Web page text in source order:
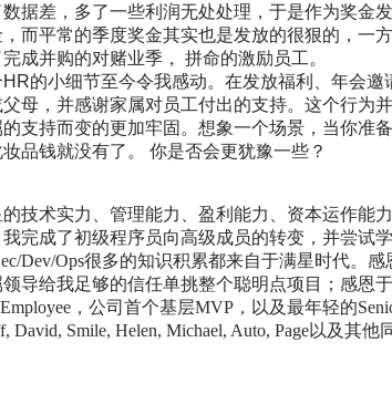
据差，多了一些利润无处处理，于是作为奖金
而平常的季度奖金其实也是发放的很狠的，一
成并购的对赌业季， 拼命的激励员工。
HR的小细节至今令我感动。在发放福利、年会
母，并感谢家属对员工付出的支持。这个行为
支持而变的更加牢固。想象一个场景，当你准
妆品钱就没有了。 你是否会更犹豫一些？
技术实力、管理能力、盈利能力、资本运作能
完成了初级程序员向高级成员的转变，并尝试
Dev/Ops很多的知识积累都来自于满星时代。
导给我足够的信任单挑整个聪明点项目；感恩
，公司首个基层MVP，以及最年轻的
David, Smile, Helen, Michael, Auto, Page以及其